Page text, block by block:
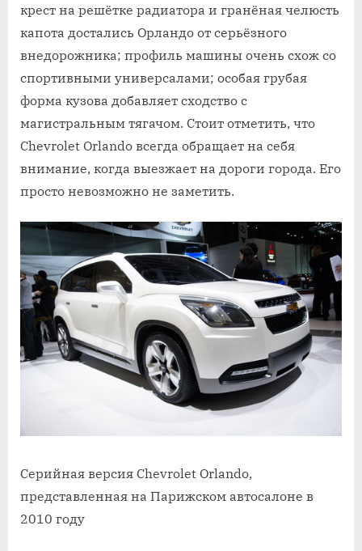
крест на решётке радиатора и гранёная челюсть
капота достались Орландо от серьёзного
внедорожника; профиль машины очень схож со
спортивными универсалами; особая грубая
форма кузова добавляет сходство с
магистральным тягачом. Стоит отметить, что
Chevrolet Orlando всегда обращает на себя
внимание, когда выезжает на дороги города. Его
просто невозможно не заметить.
Серийная версия Chevrolet Orlando,
представленная на Парижском автосалоне в
2010 году